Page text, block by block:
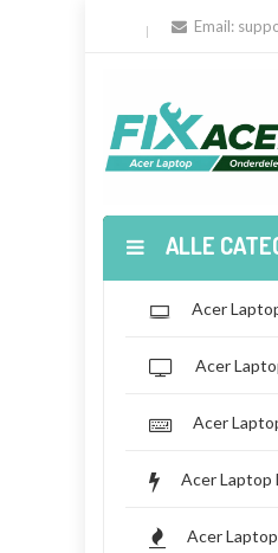
Email:
ALLE
Acer
Acer
Acer
Acer Laptop
Acer